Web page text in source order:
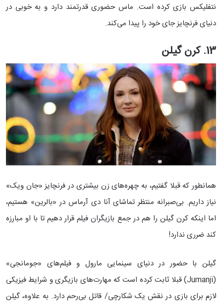
نتفلیکس بازی کرده است. ماس حضوری قدرتمند دارد و به خوبی در
دنیای فرنچایز جای خود را پیدا می‌کند.
13. کرن گیلن
همانطور که قبلا گفتیم، به چهره‌های زن بیشتری در فرنچایز «جان ویک»
نیاز داریم. بی‌صبرانه منتظر تماشای آنا دی آرماس در «بالرین» هستیم،
اما اینکه کرن گیلن را هم در جمع بازیگران فیلم قرار دهیم تا با او مبارزه
کند ضرری ندارد!
گیلن با حضور در دنیای سینمایی مارول و فیلم‌های «جومانجی»
(Jumanji) قبلا ثابت کرده است که مهارت‌های بازیگری و شرایط فیزیکی
لازم برای بازی در نقش یک شکارچی/ قاتل بی‌رحم دارد. به علاوه، گیلن